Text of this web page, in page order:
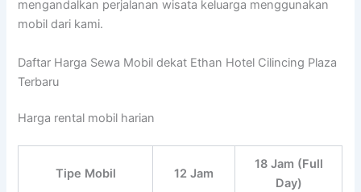
mengandalkan perjalanan wisata keluarga menggunakan
mobil dari kami.
Daftar Harga Sewa Mobil dekat Ethan Hotel Cilincing Plaza
Terbaru
Harga rental mobil harian
Tipe Mobil 12 Jam
18 Jam (Full
Day)